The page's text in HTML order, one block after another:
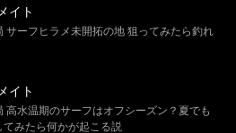
イト
サーフヒラメ未開拓の地 狙ってみたら釣れ
イト
高水温期のサーフはオフシーズン？夏でも
てみたら何かが起こる説